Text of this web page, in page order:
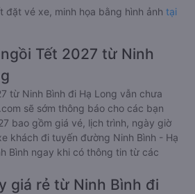
đặt vé xe, minh họa bằng hình ảnh tại
Tết 2027 từ Ninh
từ Ninh Bình đi Hạ Long vẫn chưa
sẽ sớm thông báo cho các bạn
bao gồm giá vé, lịch trình, ngày giờ
khách đi tuyến đường Ninh Bình - Hạ
Bình ngay khi có thông tin từ các
giá rẻ từ Ninh Bình đi